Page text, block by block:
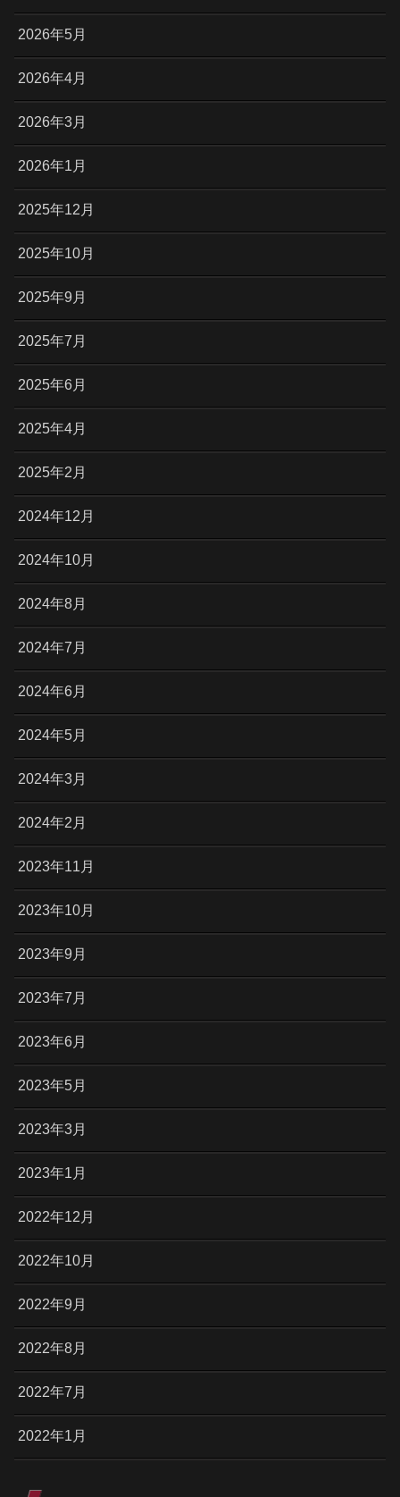
2026年5月
2026年4月
2026年3月
2026年1月
2025年12月
2025年10月
2025年9月
2025年7月
2025年6月
2025年4月
2025年2月
2024年12月
2024年10月
2024年8月
2024年7月
2024年6月
2024年5月
2024年3月
2024年2月
2023年11月
2023年10月
2023年9月
2023年7月
2023年6月
2023年5月
2023年3月
2023年1月
2022年12月
2022年10月
2022年9月
2022年8月
2022年7月
2022年1月